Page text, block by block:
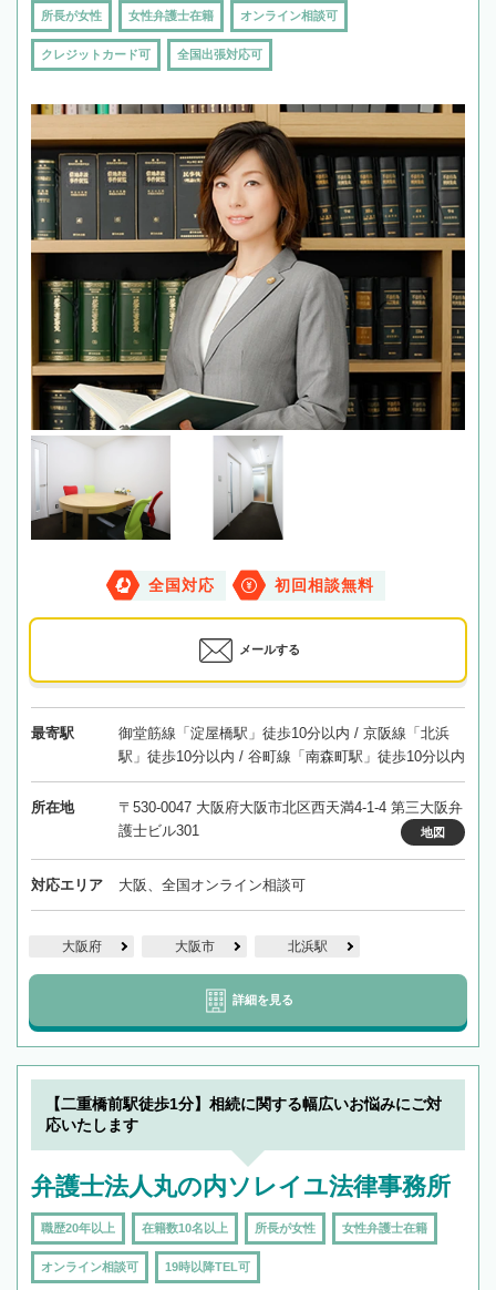
所長が女性 女性弁護士在籍 オンライン相談可
クレジットカード可 全国出張対応可
全国対応 初回相談無料
メールする
最寄駅
御堂筋線「淀屋橋駅」徒歩10分以内 / 京阪線「北浜
駅」徒歩10分以内 / 谷町線「南森町駅」徒歩10分以内
所在地
〒530-0047 大阪府大阪市北区西天満4-1-4 第三大阪弁
護士ビル301
地図
対応エリア 大阪、全国オンライン相談可
大阪府 大阪市 北浜駅
詳細を見る
【二重橋前駅徒歩1分】相続に関する幅広いお悩みにご対
応いたします
弁護士法人丸の内ソレイユ法律事務所
職歴20年以上 在籍数10名以上 所長が女性 女性弁護士在籍
オンライン相談可 19時以降TEL可